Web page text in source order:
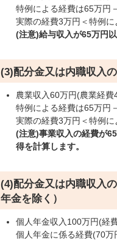
特例による経費は65万円
実際の経費3万円＜特例
(注意)給与収入が65万円
(3)配分金又は内職収入
農業収入60万円(農業経
特例による経費は65万円
実際の経費3万円＜特例
(注意)事業収入の経費が
得を計算します。
(4)配分金又は内職収入
年金を除く）
個人年金収入100万円(経
個人年金に係る経費(70万